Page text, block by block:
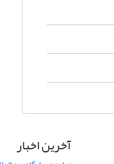
آخرین اخبار